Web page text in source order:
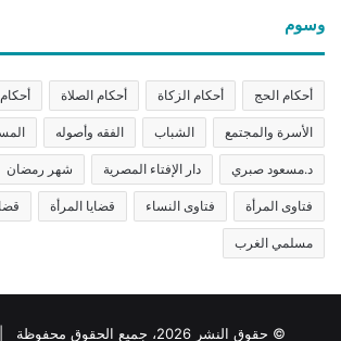
وسوم
أحكام الحج أحكام الزكاة أحكام الصلاة
الأسرة والمجتمع الشباب الفقه وأصوله
د.مسعود صبري دار الإفتاء المصرية شهر رمضان
فتاوى المرأة فتاوى النساء قضايا المرأة
مسلمي الغرب
© حقوق النشر 2026، جميع الحقوق محفوظة | مفتي أونلاين